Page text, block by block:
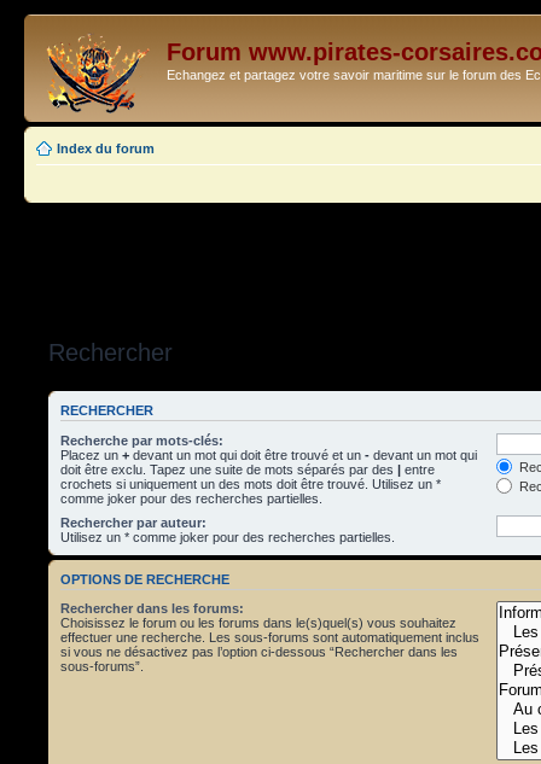
Forum www.pirates-
Echangez et partagez votre savoir maritime sur le forum des
Index du forum
Rechercher
RECHERCHER
Recherche par mots-clés:
Placez un + devant un mot qui doit être trouvé et un - devant un mot qui
doit être exclu. Tapez une suite de mots séparés par des | entre
crochets si uniquement un des mots doit être trouvé. Utilisez un *
comme joker pour des recherches partielles.
Rechercher par auteur:
Utilisez un * comme joker pour des recherches partielles.
OPTIONS DE RECHERCHE
Rechercher dans les forums:
Choisissez le forum ou les forums dans le(s)quel(s) vous souhaitez
effectuer une recherche. Les sous-forums sont automatiquement inclus
si vous ne désactivez pas l’option ci-dessous “Rechercher dans les
sous-forums”.